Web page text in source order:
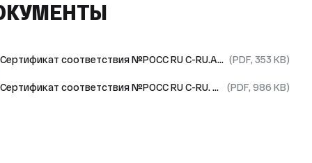
Сертификат соответствия №РОСС RU С-RU.АГ16.В.00371/22 (PDF, 353 KB)
Сертификат соответствия №РОСС RU С-RU. АГ16.В.00420/22 (PDF, 986 KB)